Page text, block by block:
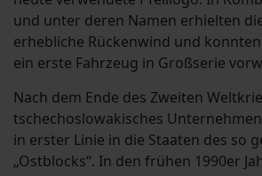
und unter deren Namen erhielten
erhebliche Rückenwind und
ein erste Fahrzeug in Großserie
Nach dem Ende des Zweiten
tschechoslowakisches
in erster Linie in die Staaten des so
„Ostblocks“. In den frühen 1990er